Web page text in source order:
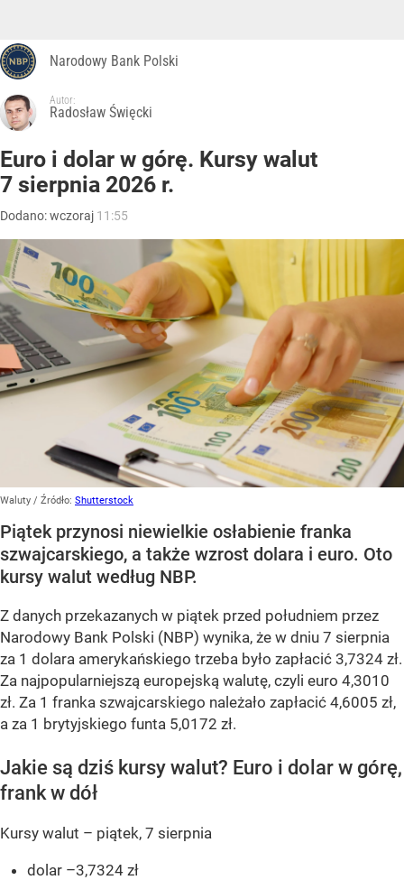
Narodowy Bank Polski
Autor:
Radosław Święcki
Euro i dolar w górę. Kursy walut
7 sierpnia 2026 r.
Dodano:wczoraj 11:55
Waluty / Źródło: Shutterstock
Piątek przynosi niewielkie osłabienie franka
szwajcarskiego, a także wzrost dolara i euro. Oto
kursy walut według NBP.
Z danych przekazanych w piątek przed południem przez
Narodowy Bank Polski (NBP) wynika, że w dniu 7 sierpnia
za 1 dolara amerykańskiego trzeba było zapłacić 3,7324 zł.
Za najpopularniejszą europejską walutę, czyli euro 4,3010
zł. Za 1 franka szwajcarskiego należało zapłacić 4,6005 zł,
a za 1 brytyjskiego funta 5,0172 zł.
Jakie są dziś kursy walut? Euro i dolar w górę,
frank w dół
Kursy walut – piątek, 7 sierpnia
dolar –3,7324 zł